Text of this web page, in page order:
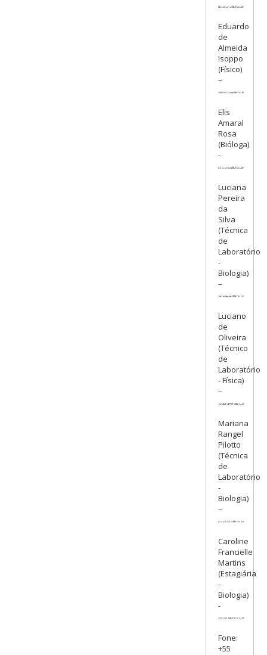
Eduardo
de
Almeida
Isoppo
(Físico)
–
Elis
Amaral
Rosa
(Bióloga)
-
Luciana
Pereira
da
Silva
(Técnica
de
Laboratório
-
Biologia)
–
Luciano
de
Oliveira
(Técnico
de
Laboratório
- Física)
–
Mariana
Rangel
Pilotto
(Técnica
de
Laboratório
-
Biologia)
–
Caroline
Francielle
Martins
(Estagiária
-
Biologia)
-
Fone:
+55